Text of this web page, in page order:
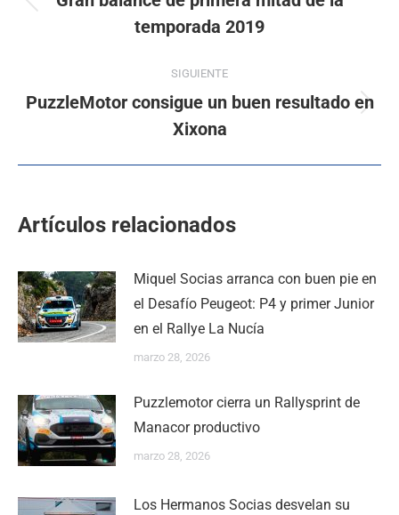
temporada 2019
SIGUIENTE
PuzzleMotor consigue un buen resultado en
Xixona
Artículos relacionados
Miquel Socias arranca con buen pie en
el Desafío Peugeot: P4 y primer Junior
en el Rallye La Nucía
marzo 28, 2026
Puzzlemotor cierra un Rallysprint de
Manacor productivo
marzo 28, 2026
Los Hermanos Socias desvelan su